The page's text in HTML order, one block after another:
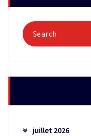
juillet 2026